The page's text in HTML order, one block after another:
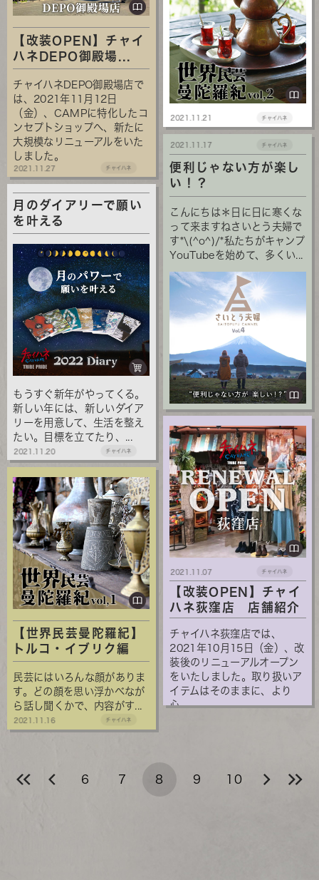
【改装OPEN】チャイ
ハネDEPO御殿場...
チャイハネDEPO御殿場店で
は、2021年11月12日
（金）、CAMPに特化したコ
ンセプトショップへ、新たに
大規模なリニューアルをいた
しました。
2021.11.27 チャイハネ
2021.11.21 チャイハネ
月のダイアリーで願い
を叶える
もうすぐ新年がやってくる。
新しい年には、新しいダイア
リーを用意して、生活を整え
たい。目標を立てたり、...
2021.11.20 チャイハネ
便利じゃない方が楽し
い！？
こんにちは＊日に日に寒くな
って来ますねさいとう夫婦で
す*\(^o^)/*私たちがキャンプ
YouTubeを始めて、多くい...
2021.11.17 チャイハネ
【世界民芸曼陀羅紀】
トルコ・イブリク編
民芸にはいろんな顔がありま
す。どの顔を思い浮かべなが
ら話し聞くかで、内容がす...
2021.11.16 チャイハネ
【改装OPEN】チャイ
ハネ荻窪店 店舗紹介
チャイハネ荻窪店では、
2021年10月15日（金）、改
装後のリニューアルオープン
をいたしました。取り扱いア
イテムはそのままに、より
心...
2021.11.07 チャイハネ
6 7 8 9 10